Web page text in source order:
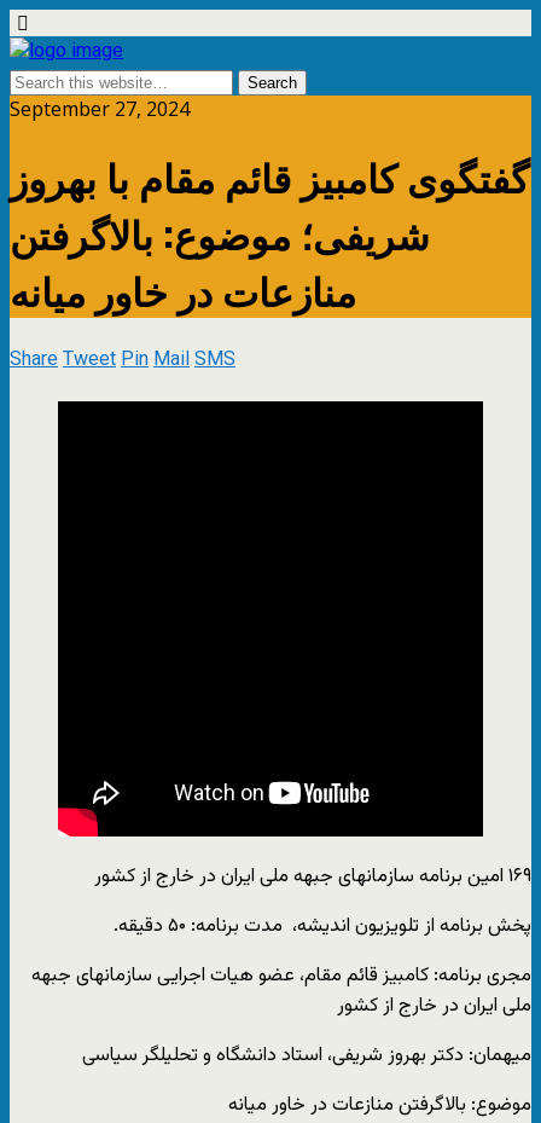
September 27, 2024
گفتگوی کامبیز قائم مقام با بهروز
شریفی؛ موضوع: بالاگرفتن
منازعات در خاور میانه
ShareTweetPinMailSMS
۱۶۹ امین برنامه سازمانهای جبهه ملی ایران در خارج از کشور
پخش برنامه از تلویزیون اندیشه، مدت برنامه: ۵۰ دقیقه.
مجری برنامه: کامبیز قائم مقام، عضو هیات اجرایی سازمانهای جبهه
ملی ایران در خارج از کشور
میهمان: دکتر بهروز شریفی، استاد دانشگاه و تحلیلگر سیاسی
موضوع: بالاگرفتن منازعات در خاور میانه